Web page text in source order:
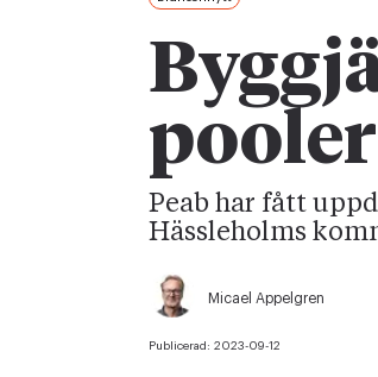
pooler
Peab har fått
Hässleholms
Micael Appelgren
Publicerad: 2023-09-12